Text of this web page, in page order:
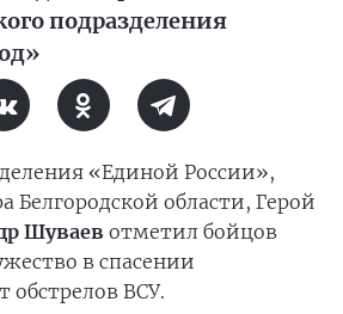
подразделения
«Единой России»,
Белгородской области, Герой
Шуваев отметил бойцов
в спасении
обстрелов ВСУ.